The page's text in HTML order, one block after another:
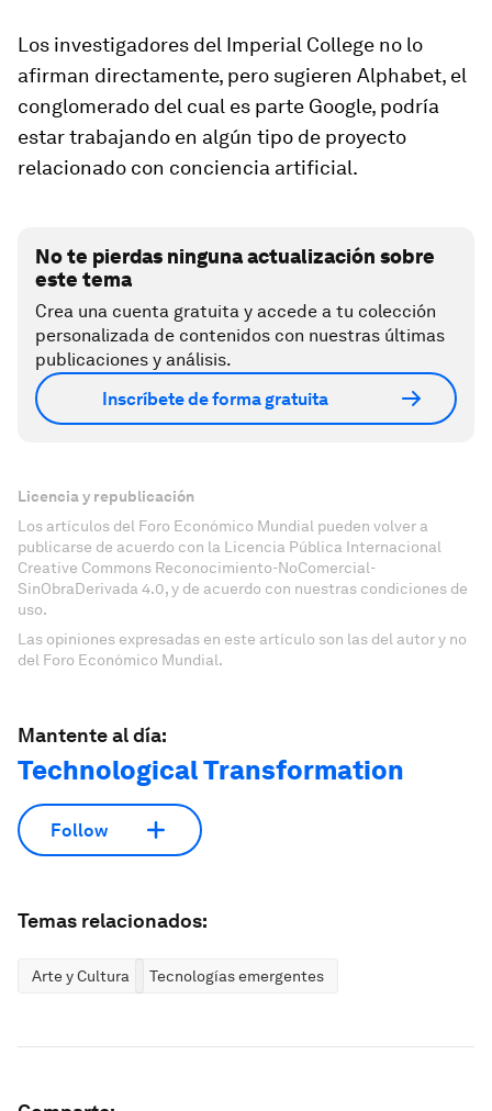
Los investigadores del Imperial College no lo
afirman directamente, pero sugieren Alphabet, el
conglomerado del cual es parte Google, podría
estar trabajando en algún tipo de proyecto
relacionado con conciencia artificial.
No te pierdas ninguna actualización sobre
este tema
Crea una cuenta gratuita y accede a tu colección
personalizada de contenidos con nuestras últimas
publicaciones y análisis.
Inscríbete de forma gratuita
Licencia y republicación
Los artículos del Foro Económico Mundial pueden volver a
publicarse de acuerdo con la Licencia Pública Internacional
Creative Commons Reconocimiento-NoComercial-
SinObraDerivada 4.0, y de acuerdo con nuestras condiciones de
uso.
Las opiniones expresadas en este artículo son las del autor y no
del Foro Económico Mundial.
Mantente al día:
Technological Transformation
Follow
Temas relacionados:
Arte y Cultura Tecnologías emergentes